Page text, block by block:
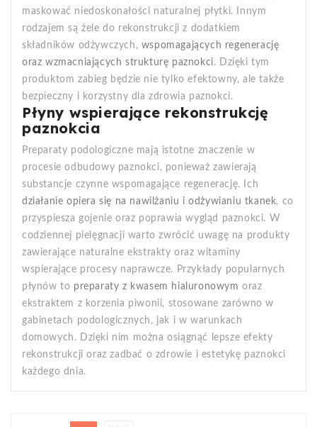
maskować niedoskonałości naturalnej płytki. Innym
rodzajem są żele do rekonstrukcji z dodatkiem
składników odżywczych, wspomagających regenerację
oraz wzmacniających strukturę paznokci. Dzięki tym
produktom zabieg będzie nie tylko efektowny, ale także
bezpieczny i korzystny dla zdrowia paznokci.
Płyny wspierające rekonstrukcję
paznokcia
Preparaty podologiczne mają istotne znaczenie w
procesie odbudowy paznokci, ponieważ zawierają
substancje czynne wspomagające regenerację. Ich
działanie opiera się na nawilżaniu i odżywianiu tkanek, co
przyspiesza gojenie oraz poprawia wygląd paznokci. W
codziennej pielęgnacji warto zwrócić uwagę na produkty
zawierające naturalne ekstrakty oraz witaminy
wspierające procesy naprawcze. Przykłady popularnych
płynów to preparaty z kwasem hialuronowym oraz
ekstraktem z korzenia piwonii, stosowane zarówno w
gabinetach podologicznych, jak i w warunkach
domowych. Dzięki nim można osiągnąć lepsze efekty
rekonstrukcji oraz zadbać o zdrowie i estetykę paznokci
każdego dnia.